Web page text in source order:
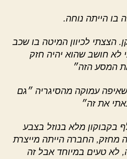
בו הייתה נוחה.
הצצתי לכיוון המיטה בו שכב
לא חושב שהוא יהיה חזק
המסע הזה״
עמוקה מהסיגריה ״גם
את זה״
בקבוקון מלא בנוזל בצבע
החברה הייתה מייצרת
לא טעים במיוחד אבל זה